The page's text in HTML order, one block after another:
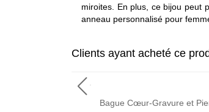
miroites. En plus, ce bijou peut
anneau personnalisé pour
Clients ayant acheté ce